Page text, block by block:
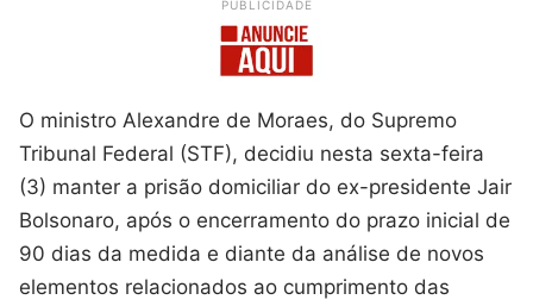
PUBLICIDADE
O ministro Alexandre de Moraes, do Supremo
Tribunal Federal (STF), decidiu nesta sexta-feira
(3) manter a prisão domiciliar do ex-presidente Jair
Bolsonaro, após o encerramento do prazo inicial de
90 dias da medida e diante da análise de novos
elementos relacionados ao cumprimento das